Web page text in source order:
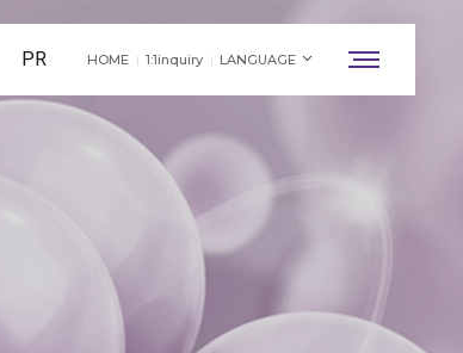
PR HOME 1:1inquiry LANGUAGE